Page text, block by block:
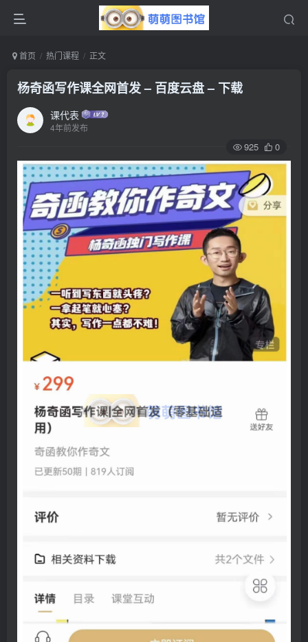
首页 热门课程 正文
杨奇函写作课全网首发 – 百度云盘 – 下载
课代表
4年前发布
925 0